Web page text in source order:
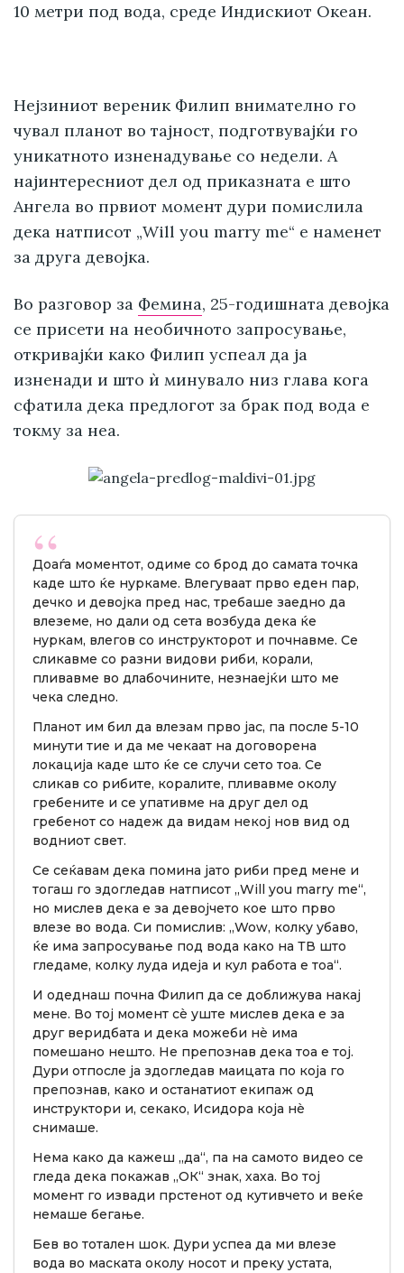
10 метри под вода, среде Индискиот Океан.
Нејзиниот вереник Филип внимателно го
чувал планот во тајност, подготвувајќи го
уникатното изненадување со недели. А
најинтересниот дел од приказната е што
Ангела во првиот момент дури помислила
дека натписот „Will you marry me“ е наменет
за друга девојка.
Во разговор за Фемина, 25-годишната девојка
се присети на необичното запросување,
откривајќи како Филип успеал да ја
изненади и што ѝ минувало низ глава кога
сфатила дека предлогот за брак под вода е
токму за неа.
Доаѓа моментот, одиме со брод до самата точка
каде што ќе нуркаме. Влегуваат прво еден пар,
дечко и девојка пред нас, требаше заедно да
влеземе, но дали од сета возбуда дека ќе
нуркам, влегов со инструкторот и почнавме. Се
сликавме со разни видови риби, корали,
пливавме во длабочините, незнаејќи што ме
чека следно.
Планот им бил да влезам прво јас, па после 5-10
минути тие и да ме чекаат на договорена
локација каде што ќе се случи сето тоа. Се
сликав со рибите, коралите, пливавме околу
гребените и се упативме на друг дел од
гребенот со надеж да видам некој нов вид од
водниот свет.
Се сеќавам дека помина јато риби пред мене и
тогаш го здогледав натписот „Will you marry me“,
но мислев дека е за девојчето кое што прво
влезе во вода. Си помислив: „Wow, колку убаво,
ќе има запросување под вода како на ТВ што
гледаме, колку луда идеја и кул работа е тоа“.
И одеднаш почна Филип да се доближува накај
мене. Во тој момент сè уште мислев дека е за
друг веридбата и дека можеби нè има
помешано нешто. Не препознав дека тоа е тој.
Дури отпосле ја здогледав маицата по која го
препознав, како и останатиот екипаж од
инструктори и, секако, Исидора која нè
снимаше.
Нема како да кажеш „да“, па на самото видео се
гледа дека покажав „ОК“ знак, хаха. Во тој
момент го извади прстенот од кутивчето и веќе
немаше бегање.
Бев во тотален шок. Дури успеа да ми влезе
вода во маската околу носот и преку устата,